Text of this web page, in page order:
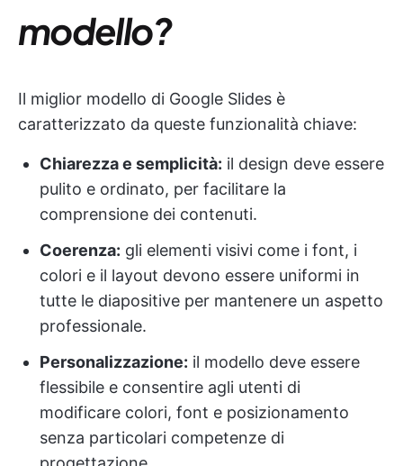
modello?
Il miglior modello di Google Slides è
caratterizzato da queste funzionalità chiave:
Chiarezza e semplicità: il design deve essere
pulito e ordinato, per facilitare la
comprensione dei contenuti.
Coerenza: gli elementi visivi come i font, i
colori e il layout devono essere uniformi in
tutte le diapositive per mantenere un aspetto
professionale.
Personalizzazione: il modello deve essere
flessibile e consentire agli utenti di
modificare colori, font e posizionamento
senza particolari competenze di